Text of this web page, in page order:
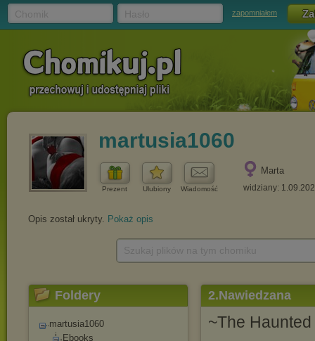
zapomniałem
martusia1060
Prezent Ulubiony Wiadomość
Marta
widziany:
Opis został ukryty. Pokaż opis
Foldery
martusia1060
Ebooks
2.Nawiedzana
~The